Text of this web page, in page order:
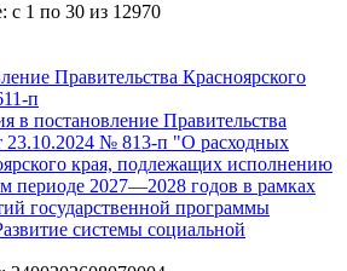
с 1 по 30 из 12970
Правительства Красноярского
п
в постановление Правительства
23.10.2024 № 813-п "О расходных
края, подлежащих исполнению
периоде 2027—2028 годов в рамках
государственной программы
системы социальной